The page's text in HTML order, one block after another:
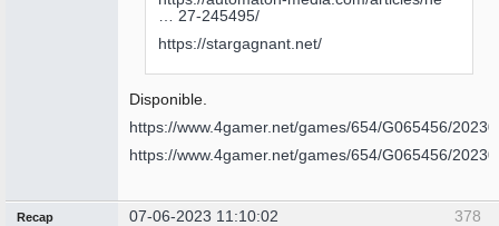
… 27-245495/
https://stargagnant.net/
Disponible.
https://www.4gamer.net/games/654/G065456/
https://www.4gamer.net/games/654/G065456/
378
Recap 07-06-2023 11:10:02